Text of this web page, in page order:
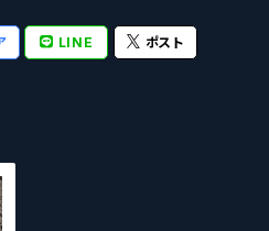
LINE ポスト